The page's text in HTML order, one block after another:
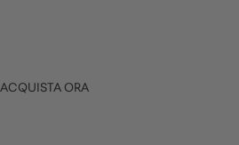
ACQUISTA ORA